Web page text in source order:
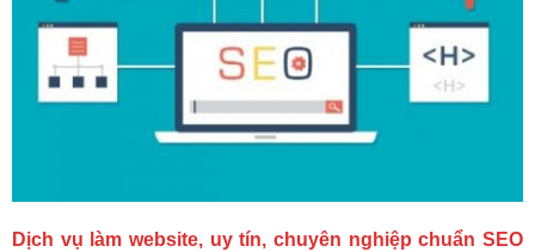
Dịch vụ làm website, uy tín, chuyên nghiệp chuẩn SEO